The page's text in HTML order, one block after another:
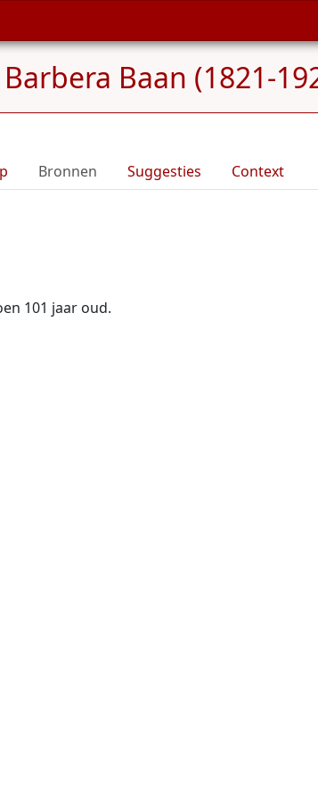
Barbera Baan (1821-
Bronnen Suggesties Context
101 jaar oud.